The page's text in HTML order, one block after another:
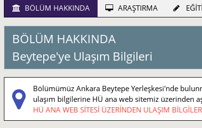
BÖLÜM HAKKINDA ARAŞTIRMA
BÖLÜM HAKKINDA
Beytepe'ye Ulaşım Bilgileri
Bölümümüz Ankara Beytepe Yerleşkesi'nde
ulaşım bilgilerine HÜ ana web sitemiz üzerinden
HÜ ANA WEB SİTESİ ÜZERİNDEN ULAŞIM